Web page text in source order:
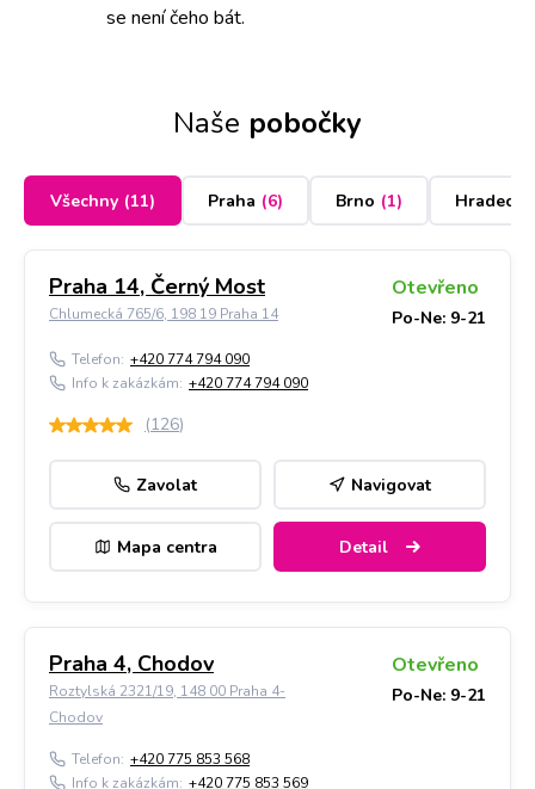
se není čeho bát.
Naše pobočky
Všechny (11) Praha (6) Brno (1) Hradec
Praha 14, Černý Most
Chlumecká 765/6, 198 19 Praha 14
Otevřeno
Po-Ne: 9-21
Telefon: +420 774 794 090
Info k zakázkám: +420 774 794 090
(126)
Zavolat Navigovat
Mapa centra Detail
Praha 4, Chodov
Roztylská 2321/19, 148 00 Praha 4-
Chodov
Otevřeno
Po-Ne: 9-21
Telefon: +420 775 853 568
Info k zakázkám: +420 775 853 569